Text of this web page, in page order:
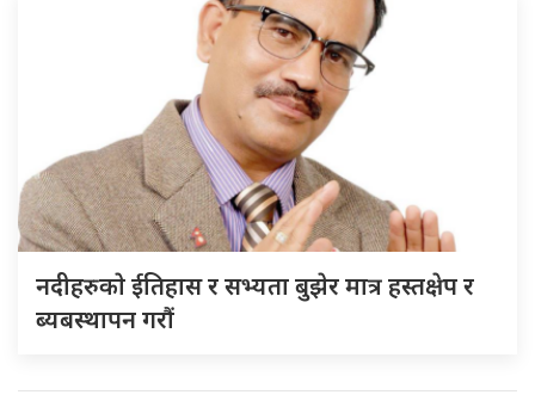
नदीहरुकाे ईतिहास र सभ्यता बुझेर मात्र हस्तक्षेप र
ब्यबस्थापन गराैं